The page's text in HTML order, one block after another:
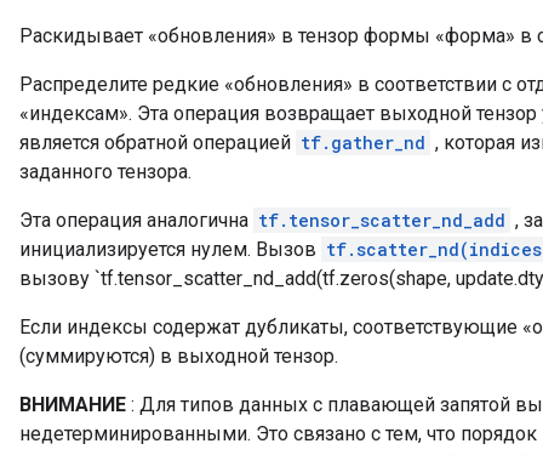
Раскидывает «обновления» в тензор формы «форма» в
Распределите редкие «обновления» в соответствии с
«индексам». Эта операция возвращает выходной
является обратной операцией tf.gather_nd , которая
заданного тензора.
Эта операция аналогична tf.tensor_scatter_nd_add ,
инициализируется нулем. Вызов
вызову `tf.tensor_scatter_nd_add(tf.zeros(shape,
Если индексы содержат дубликаты, соответствующие
(суммируются) в выходной тензор.
ВНИМАНИЕ : Для типов данных с плавающей запятой
недетерминированными. Это связано с тем, что